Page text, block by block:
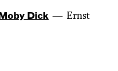
Moby Dick
Ernst